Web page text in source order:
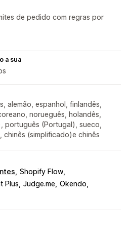
de pedido com regras por
a sua
alemão, espanhol, finlandês,
norueguês, holandês,
português (Portugal), sueco,
chinês (simplificado)e chinês
Shopify Flow
Plus Judge.me Okendo